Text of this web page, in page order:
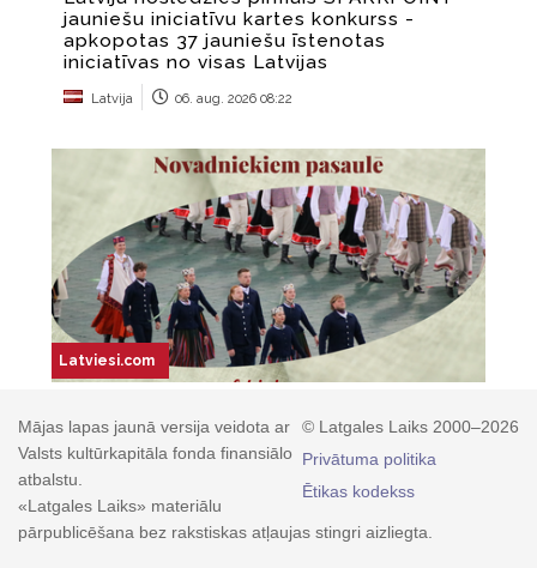
© Latgales Laiks 2000–2026
Privātuma politika
Ētikas kodekss
Mājas lapas jaunā versija veidota ar
Valsts kultūrkapitāla fonda finansiālo
atbalstu.
«Latgales Laiks» materiālu
pārpublicēšana bez rakstiskas atļaujas stingri aizliegta.